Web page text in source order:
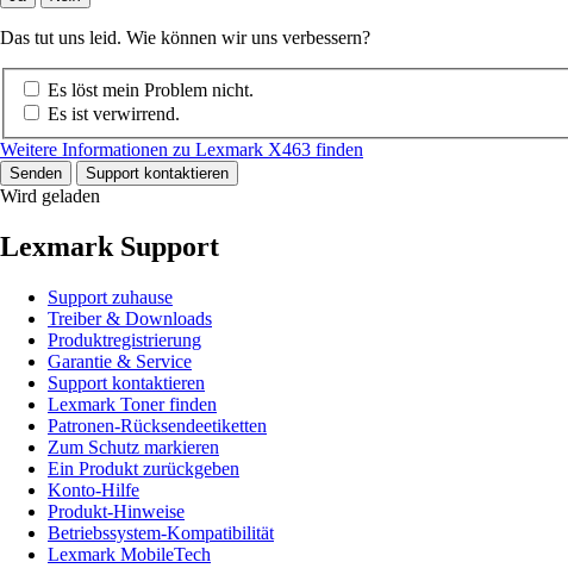
Das tut uns leid. Wie können wir uns verbessern?
Es löst mein Problem nicht.
Es ist verwirrend.
Weitere Informationen zu Lexmark X463 finden
Senden Support kontaktieren
Wird geladen
Lexmark Support
Support zuhause
Treiber & Downloads
Produktregistrierung
Garantie & Service
Support kontaktieren
Lexmark Toner finden
Patronen-Rücksendeetiketten
Zum Schutz markieren
Ein Produkt zurückgeben
Konto-Hilfe
Produkt-Hinweise
Betriebssystem-Kompatibilität
Lexmark MobileTech